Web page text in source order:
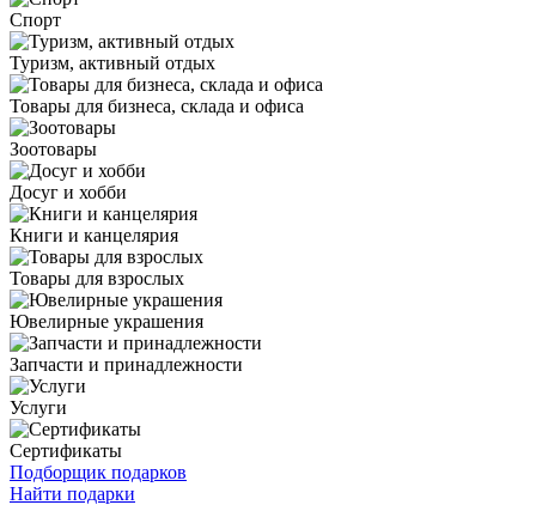
Спорт
Туризм, активный отдых
Товары для бизнеса, склада и офиса
Зоотовары
Досуг и хобби
Книги и канцелярия
Товары для взрослых
Ювелирные украшения
Запчасти и принадлежности
Услуги
Сертификаты
Подборщик подарков
Найти подарки